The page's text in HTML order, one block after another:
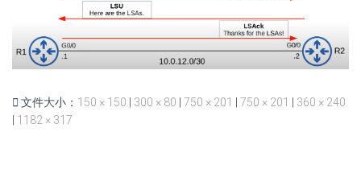
文件大小： 150 × 150 300 × 80 750 × 201 750 × 201
360 × 240
1182 × 317